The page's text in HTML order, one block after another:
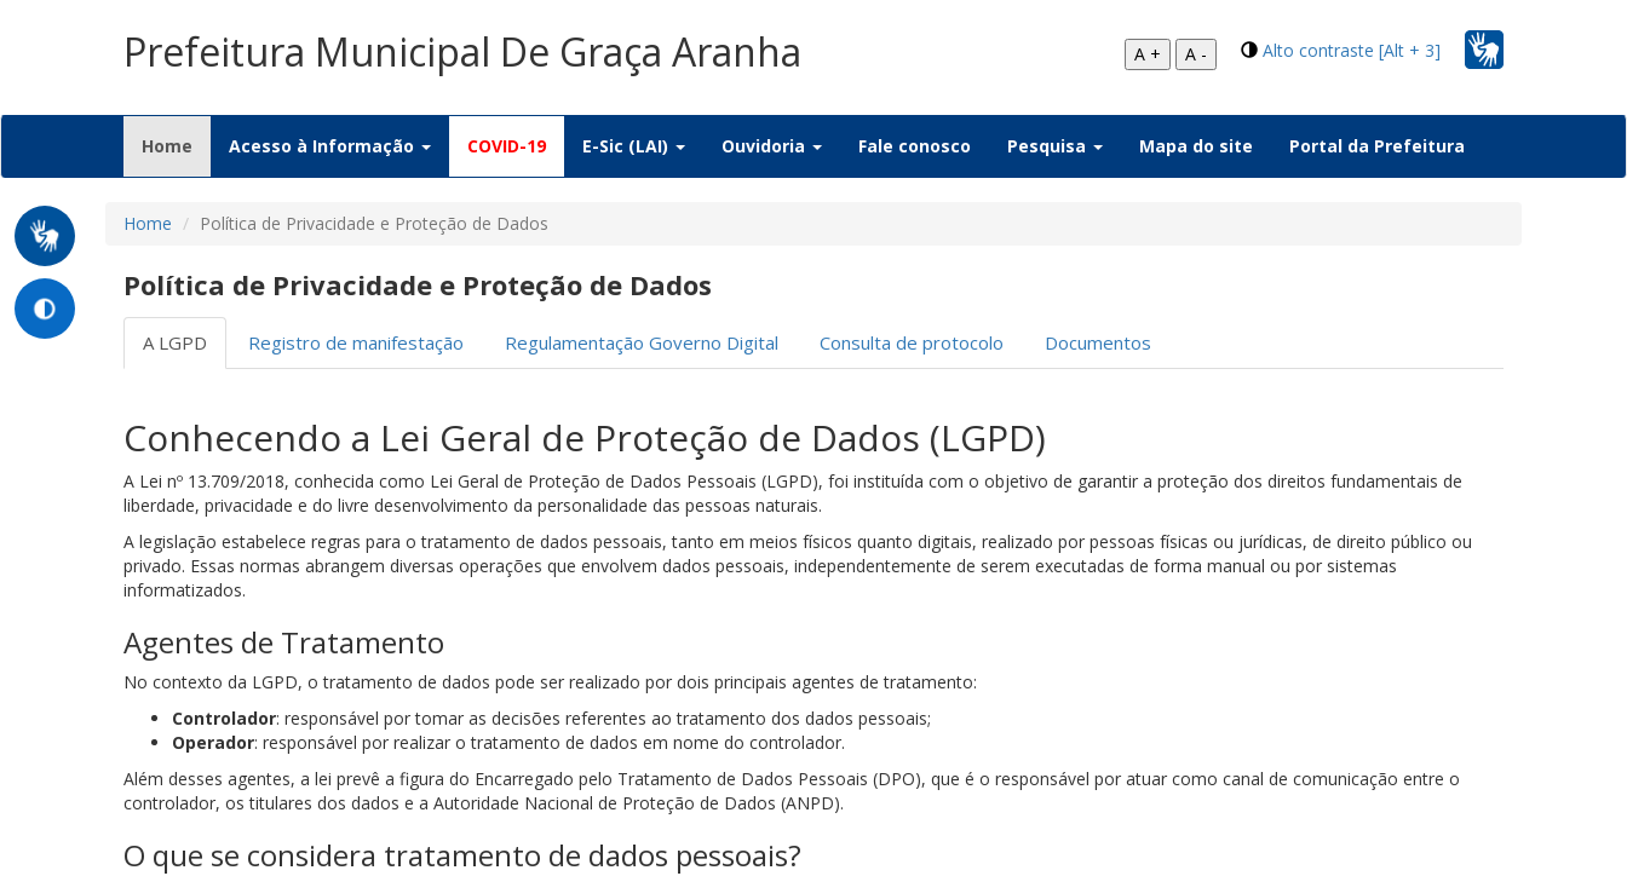
Prefeitura Municipal De Graça Aranha Alto contraste [Alt + 3]
A + A -
Home (current)
Acesso à Informação COVID-19 E-Sic (LAI) Ouvidoria Fale conosco Pesquisa Mapa do site Portal da Prefeitura
Home Política de Privacidade e Proteção de Dados
Política de Privacidade e Proteção de Dados
A LGPD Registro de manifestação Regulamentação Governo Digital Consulta de protocolo Documentos
Conhecendo a Lei Geral de Proteção de Dados (LGPD)
A Lei nº 13.709/2018, conhecida como Lei Geral de Proteção de Dados Pessoais (LGPD), foi instituída com o objetivo de garantir a proteção dos direitos fundamentais de
liberdade, privacidade e do livre desenvolvimento da personalidade das pessoas naturais.
A legislação estabelece regras para o tratamento de dados pessoais, tanto em meios físicos quanto digitais, realizado por pessoas físicas ou jurídicas, de direito público ou
privado. Essas normas abrangem diversas operações que envolvem dados pessoais, independentemente de serem executadas de forma manual ou por sistemas
informatizados.
Agentes de Tratamento
No contexto da LGPD, o tratamento de dados pode ser realizado por dois principais agentes de tratamento:
Controlador: responsável por tomar as decisões referentes ao tratamento dos dados pessoais;
Operador: responsável por realizar o tratamento de dados em nome do controlador.
Além desses agentes, a lei prevê a figura do Encarregado pelo Tratamento de Dados Pessoais (DPO), que é o responsável por atuar como canal de comunicação entre o
controlador, os titulares dos dados e a Autoridade Nacional de Proteção de Dados (ANPD).
O que se considera tratamento de dados pessoais?